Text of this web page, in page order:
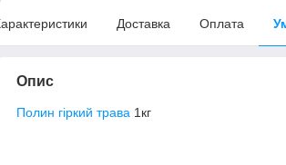
Доставка Оплата
Опис
Полин гіркий трава 1кг